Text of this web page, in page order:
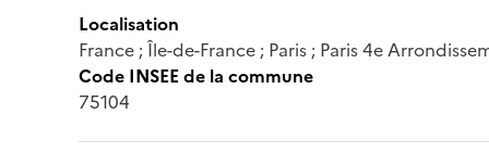
Localisation
France ; Île-de-France ; Paris ; Paris 4e
Code INSEE de la commune
75104